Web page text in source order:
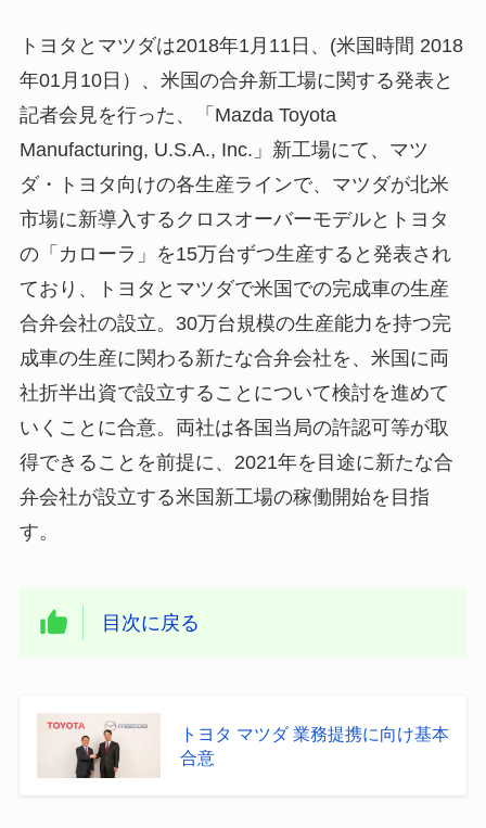
トヨタとマツダは2018年1月11日、(米国時間 2018
年01月10日）、米国の合弁新工場に関する発表と
記者会見を行った、「Mazda Toyota
Manufacturing, U.S.A., Inc.」新工場にて、マツ
ダ・トヨタ向けの各生産ラインで、マツダが北米
市場に新導入するクロスオーバーモデルとトヨタ
の「カローラ」を15万台ずつ生産すると発表され
ており、トヨタとマツダで米国での完成車の生産
合弁会社の設立。30万台規模の生産能力を持つ完
成車の生産に関わる新たな合弁会社を、米国に両
社折半出資で設立することについて検討を進めて
いくことに合意。両社は各国当局の許認可等が取
得できることを前提に、2021年を目途に新たな合
弁会社が設立する米国新工場の稼働開始を目指
す。
目次に戻る
トヨタ マツダ 業務提携に向け基本
合意